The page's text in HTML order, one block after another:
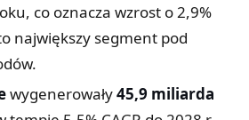
$45.2B
$36.9B
$49.2B
$35.9B
$53.2B
$40.4B
co oznacza wzrost o 2,9%
największy segment pod
wygenerowały45,9 miliarda